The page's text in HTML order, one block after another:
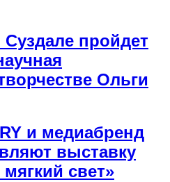
пройдет
Ольги
и медиабренд
выставку
свет»